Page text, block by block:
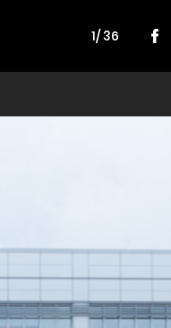
1/ 36